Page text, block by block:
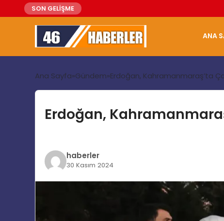
SON GELİŞME
ANA
Ana Sayfa Gündem Erdoğan, Kahramanmaraş’ta
Erdoğan,
haberler
30 Kasım 2024